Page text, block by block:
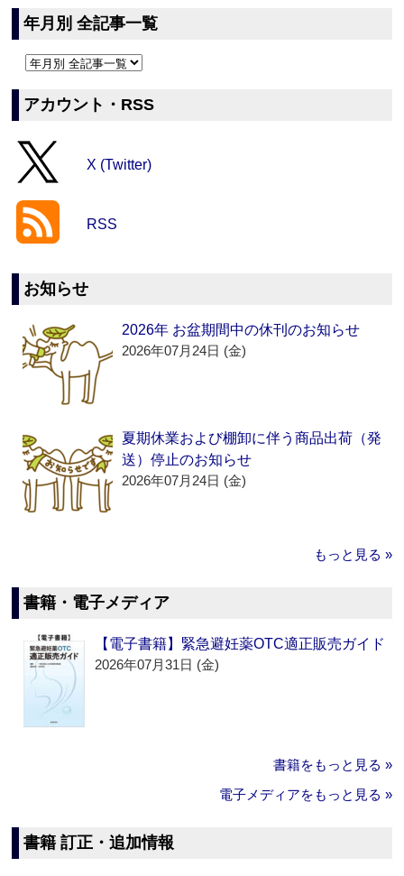
年月別 全記事一覧
アカウント・RSS
X (Twitter)
RSS
お知らせ
2026年 お盆期間中の休刊のお知らせ
2026年07月24日 (金)
夏期休業および棚卸に伴う商品出荷（発
送）停止のお知らせ
2026年07月24日 (金)
もっと見る »
書籍・電子メディア
【電子書籍】緊急避妊薬OTC適正販売ガイド
2026年07月31日 (金)
書籍をもっと見る »
電子メディアをもっと見る »
書籍 訂正・追加情報